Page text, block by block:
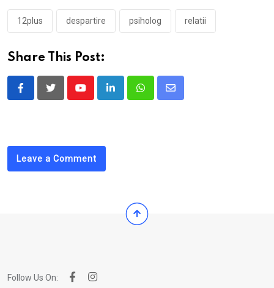
12plus despartire psiholog relatii
Share This Post:
YoutubeLinkedInWhatsappShare
Leave a Comment
Follow Us On: